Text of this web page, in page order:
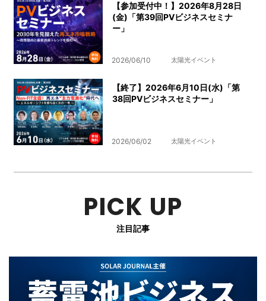
【参加受付中！】2026年8月28日
(金)「第39回PVビジネスセミナ
ー」
2026/06/10 太陽光イベント
【終了】2026年6月10日(水)「第
38回PVビジネスセミナー」
2026/06/02 太陽光イベント
PICK UP
注目記事